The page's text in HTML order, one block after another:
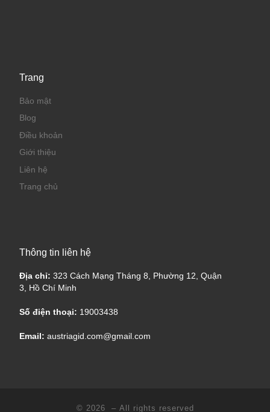
Trang
Bảo mật
Blog
Điều khoản
Giới thiệu
Liên hệ
Trang chủ
Thông tin liên hệ
Địa chỉ: 323 Cách Mạng Tháng 8, Phường 12, Quận
3, Hồ Chí Minh
Số điện thoại: 19003438
Email: austriagid.com@gmail.com
© 2026 – All rights reserved